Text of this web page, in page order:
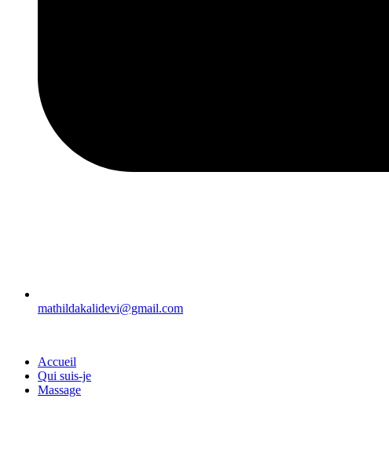
mathildakalidevi@gmail.com
Accueil
Qui suis-je
Massage